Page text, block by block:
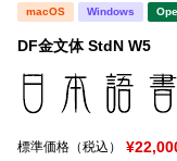
macOS Windows
DF金文体 StdN W5
標準価格（税込）